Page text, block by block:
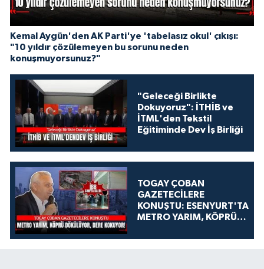
Kemal Aygün'den AK Parti'ye 'tabelasız okul' çıkışı:
"10 yıldır çözülemeyen bu sorunu neden
konuşmuyorsunuz?"
"Geleceği Birlikte
Dokuyoruz": İTHİB ve
İTML'den Tekstil
Eğitiminde Dev İş Birliği
TOGAY ÇOBAN
GAZETECİLERE
KONUŞTU: ESENYURT'TA
METRO YARIM, KÖPRÜ
KOKUYOR!